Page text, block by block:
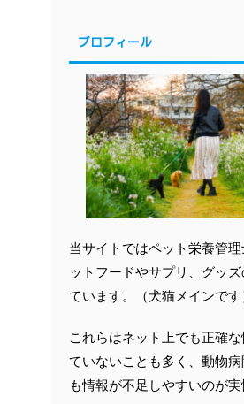
プロフィール
当サイトではペット栄養管
ットフードやサプリ、グッ
ています。（犬猫メインです
これらはネット上でも正確
ていないことも多く、動物
も情報が不足しやすいのが実